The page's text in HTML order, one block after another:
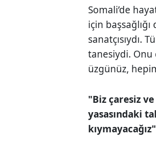
Somali’de
için
sanatçısıydı.
tanesiydi. Onu
üzgünüz,
"Biz çaresiz
yasasındaki
kıymayacağız"